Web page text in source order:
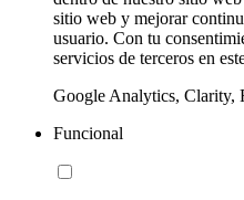
sitio web y mejorar
usuario. Con tu
servicios de terceros en
Google Analytics, Clarity,
Funcional